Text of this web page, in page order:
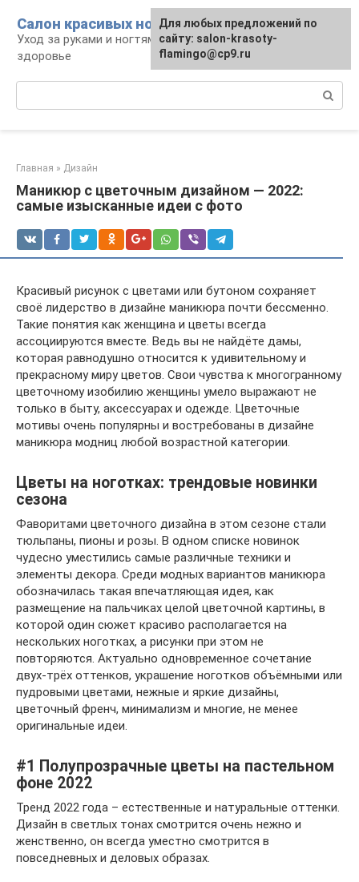
контенту
Салон красивых ноготков
Уход за руками и ногтями, красота и
здоровье
Главная » Дизайн
Маникюр с цветочным дизайном — 2022:
самые изысканные идеи с фото
Красивый рисунок с цветами или бутоном сохраняет
своё лидерство в дизайне маникюра почти бессменно.
Такие понятия как женщина и цветы всегда
ассоциируются вместе. Ведь вы не найдёте дамы,
которая равнодушно относится к удивительному и
прекрасному миру цветов. Свои чувства к многогранному
цветочному изобилию женщины умело выражают не
только в быту, аксессуарах и одежде. Цветочные
мотивы очень популярны и востребованы в дизайне
маникюра модниц любой возрастной категории.
Цветы на ноготках: трендовые новинки
сезона
Фаворитами цветочного дизайна в этом сезоне стали
тюльпаны, пионы и розы. В одном списке новинок
чудесно уместились самые различные техники и
элементы декора. Среди модных вариантов маникюра
обозначилась такая впечатляющая идея, как
размещение на пальчиках целой цветочной картины, в
которой один сюжет красиво располагается на
нескольких ноготках, а рисунки при этом не
повторяются. Актуально одновременное сочетание
двух-трёх оттенков, украшение ноготков объёмными или
пудровыми цветами, нежные и яркие дизайны,
цветочный френч, минимализм и многие, не менее
оригинальные идеи.
#1 Полупрозрачные цветы на пастельном
фоне 2022
Тренд 2022 года – естественные и натуральные оттенки.
Дизайн в светлых тонах смотрится очень нежно и
женственно, он всегда уместно смотрится в
повседневных и деловых образах.
Для любых предложений по
сайту: salon-krasoty-
flamingo@cp9.ru